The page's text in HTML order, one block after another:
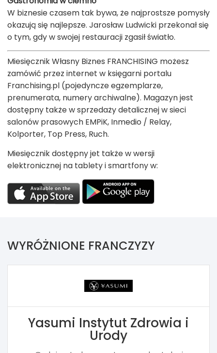
W biznesie czasem tak bywa, że najprostsze pomysły
okazują się najlepsze. Jarosław Ludwicki przekonał się
o tym, gdy w swojej restauracji zgasił światło.
Miesięcznik Własny Biznes FRANCHISING możesz
zamówić przez internet w księgarni portalu
Franchising.pl (pojedyncze egzemplarze,
prenumerata, numery archiwalne). Magazyn jest
dostępny także w sprzedaży detalicznej w sieci
salonów prasowych EMPiK, Inmedio / Relay,
Kolporter, Top Press, Ruch.
Miesięcznik dostępny jet także w wersji
elektronicznej na tablety i smartfony w:
WYRÓŻNIONE FRANCZYZY
Yasumi Instytut Zdrowia i
Urody